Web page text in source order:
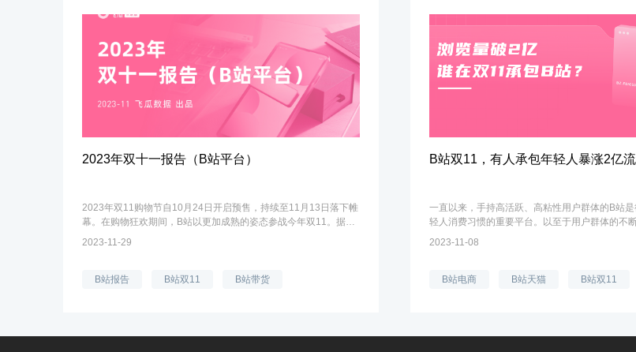
2023年双十一报告（B站平台）
2023年双11购物节自10月24日开启预售，持续至11月13日落下帷
幕。在购物狂欢期间，B站以更加成熟的姿态参战今年双11。据B
站官方数据显示，双11期间，B站带货GMV同比增长251%。其中
2023-11-29
B站报告 B站双11 B站带货
B站双11，有人承包年轻人暴涨2亿
一直以来，手持高活跃、高粘性用户群体的B站
轻人消费习惯的重要平台。以至于用户群体的不
的商业价值。如今B站的商业舞台越来越大，不断
2023-11-08
B站电商 B站天猫 B站双11